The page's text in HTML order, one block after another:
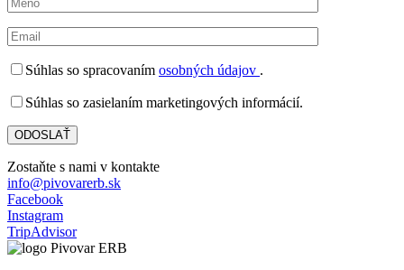
Súhlas so spracovaním osobných údajov .
Súhlas so zasielaním marketingových informácií.
Zostaňte s nami v kontakte
info@pivovarerb.sk
Facebook
Instagram
TripAdvisor